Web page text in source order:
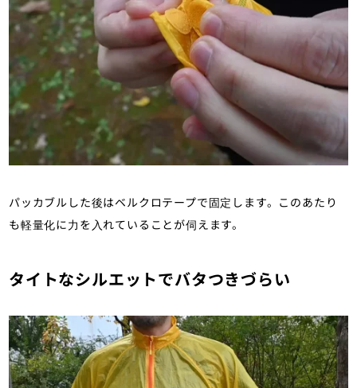
パッカブルした後はベルクロテープで固定します。このあたり
も軽量化に力を入れていることが伺えます。
タイトなシルエットでバタつきづらい